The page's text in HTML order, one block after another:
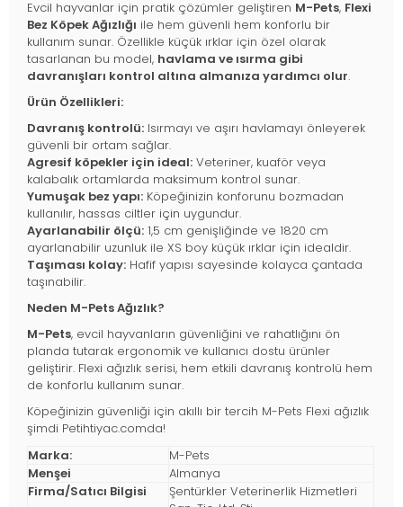
Evcil hayvanlar için pratik çözümler geliştiren M-Pets, Flexi
Bez Köpek Ağızlığı ile hem güvenli hem konforlu bir
kullanım sunar. Özellikle küçük ırklar için özel olarak
tasarlanan bu model, havlama ve ısırma gibi
davranışları kontrol altına almanıza yardımcı olur.
Ürün Özellikleri:
Davranış kontrolü: Isırmayı ve aşırı havlamayı önleyerek
güvenli bir ortam sağlar.
Agresif köpekler için ideal: Veteriner, kuaför veya
kalabalık ortamlarda maksimum kontrol sunar.
Yumuşak bez yapı: Köpeğinizin konforunu bozmadan
kullanılır, hassas ciltler için uygundur.
Ayarlanabilir ölçü: 1,5 cm genişliğinde ve 1820 cm
ayarlanabilir uzunluk ile XS boy küçük ırklar için idealdir.
Taşıması kolay: Hafif yapısı sayesinde kolayca çantada
taşınabilir.
Neden M-Pets Ağızlık?
M-Pets, evcil hayvanların güvenliğini ve rahatlığını ön
planda tutarak ergonomik ve kullanıcı dostu ürünler
geliştirir. Flexi ağızlık serisi, hem etkili davranış kontrolü hem
de konforlu kullanım sunar.
Köpeğinizin güvenliği için akıllı bir tercih M-Pets Flexi ağızlık
şimdi Petihtiyac.comda!
Marka:
M-Pets
Menşei
Almanya
Firma/Satıcı Bilgisi
Şentürkler Veterinerlik Hizmetleri